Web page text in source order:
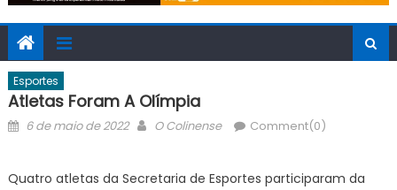
Esportes
Atletas Foram A Olímpia
Posted
6 de maio de 2022 Author
O Colinense Comment(0)
Quatro atletas da Secretaria de Esportes participaram da